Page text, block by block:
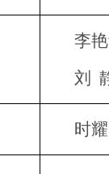
李
刘
时